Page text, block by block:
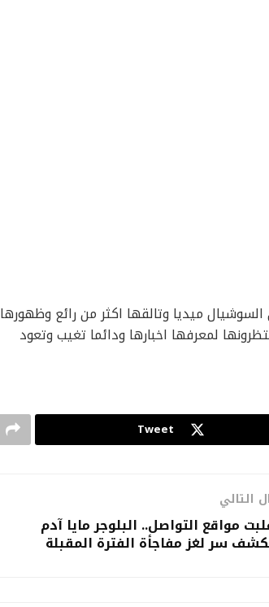
ميديا وتالقها اكثر من رائع وظهورها
لمعرفها اخبارها ودائما تغيب وتعود
Tweet
التالي
مواقع التواصل.. البلوجر مايا آدم
سر لغز مفاجأة الفترة المقبلة